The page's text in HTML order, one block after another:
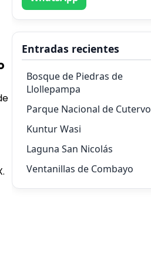
Entradas recientes
Bosque de Piedras de
Llollepampa
Parque Nacional de Cutervo
Kuntur Wasi
Laguna San Nicolás
Ventanillas de Combayo